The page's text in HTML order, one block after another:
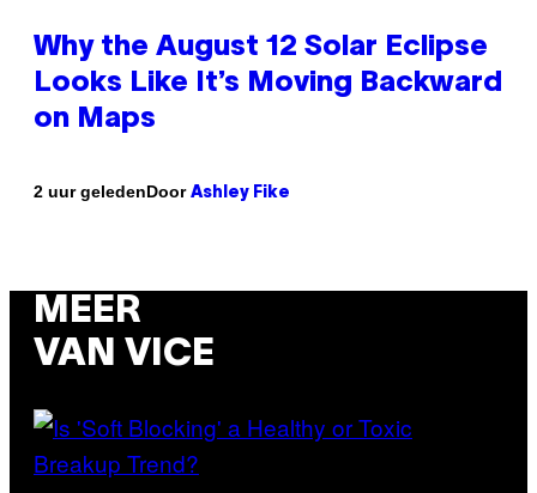
Why the August 12 Solar Eclipse
Looks Like It’s Moving Backward
on Maps
2 uur geledenDoor Ashley Fike
MEER
VAN VICE